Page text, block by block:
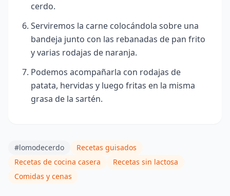
cerdo.
Serviremos la carne colocándola sobre una
bandeja junto con las rebanadas de pan frito
y varias rodajas de naranja.
Podemos acompañarla con rodajas de
patata, hervidas y luego fritas en la misma
grasa de la sartén.
#lomodecerdo
Recetas guisados
Recetas de cocina casera
Recetas sin lactosa
Comidas y cenas